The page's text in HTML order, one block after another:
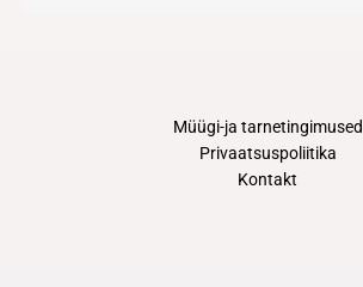
Müügi-ja tarnetingimused
Privaatsuspoliitika
Kontakt